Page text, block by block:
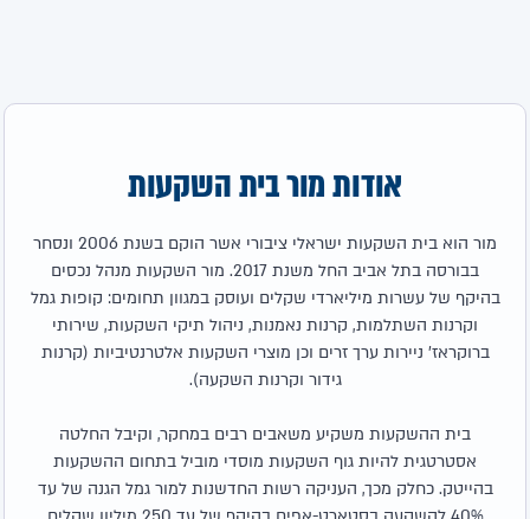
אודות מור בית השקעות
מור הוא בית השקעות ישראלי ציבורי אשר הוקם בשנת 2006 ונסחר
בבורסה בתל אביב החל משנת 2017. מור השקעות מנהל נכסים
בהיקף של עשרות מיליארדי שקלים ועוסק במגוון תחומים: קופות גמל
וקרנות השתלמות, קרנות נאמנות, ניהול תיקי השקעות, שירותי
ברוקראז' ניירות ערך זרים וכן מוצרי השקעות אלטרנטיביות (קרנות
גידור וקרנות השקעה).
בית ההשקעות משקיע משאבים רבים במחקר, וקיבל החלטה
אסטרטגית להיות גוף השקעות מוסדי מוביל בתחום ההשקעות
בהייטק. כחלק מכך, העניקה רשות החדשנות למור גמל הגנה של עד